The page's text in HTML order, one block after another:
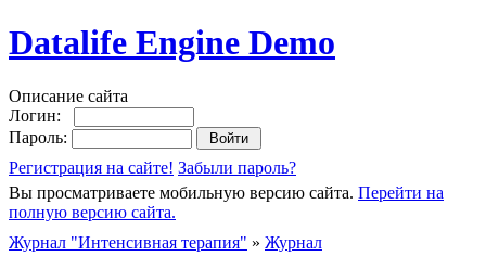
Datalife Engine Demo
Описание сайта
Логин:
Пароль:
Регистрация на сайте! Забыли пароль?
Вы просматриваете мобильную версию сайта. Перейти на
полную версию сайта.
Журнал "Интенсивная терапия" » Журнал